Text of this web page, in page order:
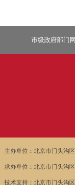
市级政府部门
主办单位：北京市门头沟
承办单位：北京市门头沟
技术支持：北京市门头沟